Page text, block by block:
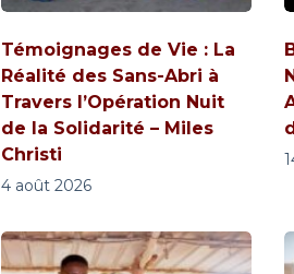
Témoignages de Vie : La
Réalité des Sans-Abri à
Travers l’Opération Nuit
de la Solidarité – Miles
Christi
4 août 2026